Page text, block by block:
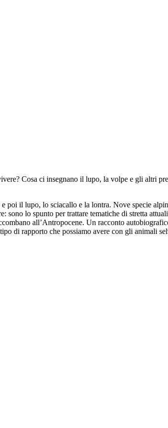
Cosa ci insegnano il lupo, la volpe e gli altri
poi il lupo, lo sciacallo e la lontra. Nove specie
lo spunto per trattare tematiche di stretta
all’Antropocene. Un racconto
di rapporto che possiamo avere con gli animali